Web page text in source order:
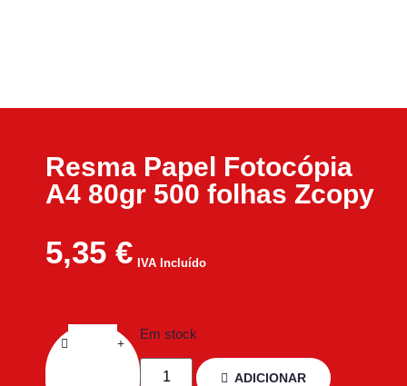
Resma Papel Fotocópia
A4 80gr 500 folhas Zcopy
5,35 € IVA Incluído
Em stock
ADICIONAR